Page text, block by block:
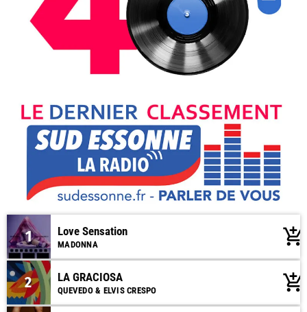
1 Love Sensation
MADONNA add_shopping_cart
2 LA GRACIOSA
QUEVEDO & ELVIS CRESPO add_shopping_cart